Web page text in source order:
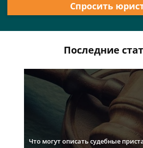
Спросить
Последние
Что могут описать судебные